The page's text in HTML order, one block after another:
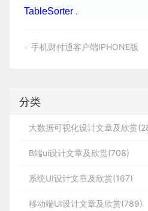
TableSorter .
« 手机财付通客户端IPHONE版
分类
大数据可视化设计文章及欣赏
B端ui设计文章及欣赏(708)
系统UI设计文章及欣赏(167)
移动端UI设计文章及欣赏(789)